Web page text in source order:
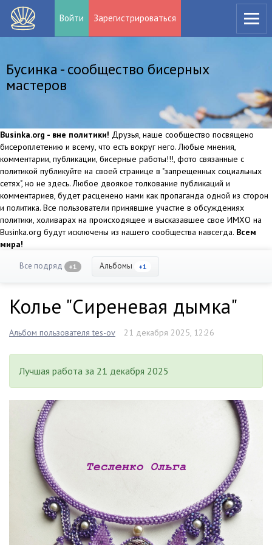
Войти Зарегистрироваться
Бусинка - сообщество бисерных
мастеров
Businka.org - вне политики! Друзья, наше сообщество посвящено
бисероплетению и всему, что есть вокруг него. Любые мнения,
комментарии, публикации, бисерные работы!!!, фото связанные с
политикой публикуйте на своей странице в "запрещенных социальных
сетях", но не здесь. Любое двоякое толкование публикаций и
комментариев, будет расценено нами как пропаганда одной из сторон
и политика. Все пользователи принявшие участие в обсуждениях
политики, холиварах на происходящее и высказавшее свое ИМХО на
Businka.org будут исключены из нашего сообщества навсегда. Всем
мира!
Все подряд +1 Альбомы +1
Колье "Сиреневая дымка"
Альбом пользователя tes-ov 21 декабря 2025, 12:26
Лучшая работа за 21 декабря 2025